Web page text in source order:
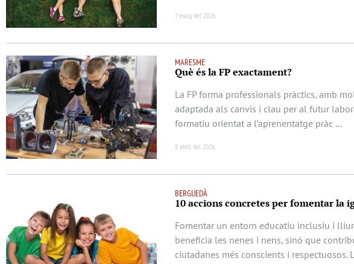
7 maig del 2026
MARESME
Què és la FP exactament?
La FP forma professionals pràctics, amb
adaptada als canvis i clau per al futur
formatiu orientat a l’aprenentatge pràc …
8 abril del 2026
BERGUEDÀ
10 accions concretes per fomentar la
Fomentar un entorn educatiu inclusiu i
beneficia les nenes i nens, sinó que
ciutadanes més conscients i